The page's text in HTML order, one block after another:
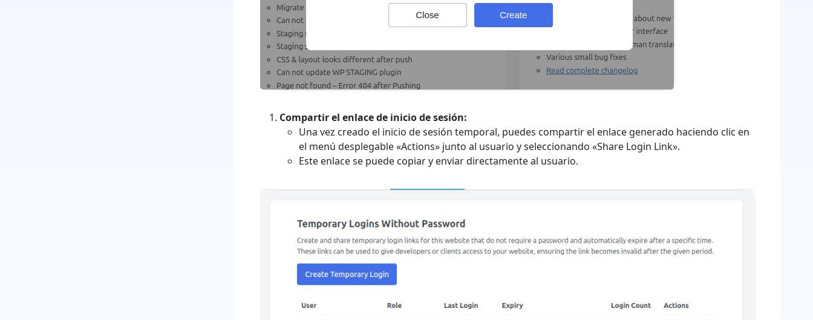
Compartir el enlace de inicio de sesión:
Una vez creado el inicio de sesión temporal, puedes compartir el enlace generado haciendo clic en
el menú desplegable «Actions» junto al usuario y seleccionando «Share Login Link».
Este enlace se puede copiar y enviar directamente al usuario.